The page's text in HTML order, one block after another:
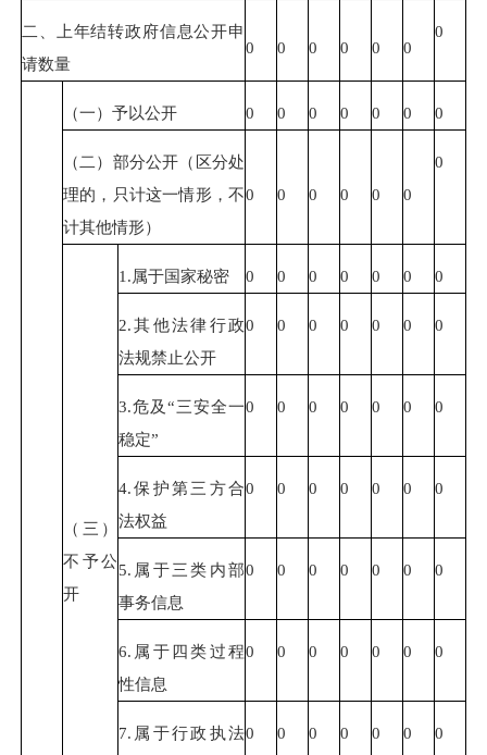
二、上年结转政府信息公开申
请数量
0 0 0 0 0 0
0
（一）予以公开 0 0 0 0 0 0 0
（二）部分公开（区分处
理的，只计这一情形，不
计其他情形）
0 0 0 0 0 0
0
（三）
不予公
开
1.属于国家秘密 0 0 0 0 0 0 0
2.其他法律行政
法规禁止公开
0 0 0 0 0 0 0
3.危及“三安全一
稳定”
0 0 0 0 0 0 0
4.保护第三方合
法权益
0 0 0 0 0 0 0
5.属于三类内部
事务信息
0 0 0 0 0 0 0
6.属于四类过程
性信息
0 0 0 0 0 0 0
7.属于行政执法0 0 0 0 0 0 0